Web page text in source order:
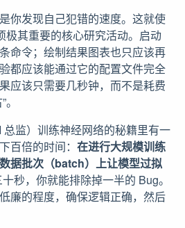
你发现自己犯错的速度。这就使
极其重要的核心研究活动。启动
命令；绘制结果图表也只应该再
都应该能通过它的配置文件完全
应该只需要几秒钟，而不是耗费
监）训练神经网络的秘籍里有一
百倍的时间： 在进行大规模训练
据批次（batch）上让模型过拟
秒，你就能排除掉一半的 Bug。
廉的程度，确保逻辑正确，然后